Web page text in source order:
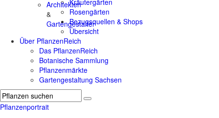
Architekten
&
Gartengestalter
Kräutergärten
Rosengärten
Bezugsquellen & Shops
Übersicht
Über PflanzenReich
Das PflanzenReich
Botanische Sammlung
Pflanzenmärkte
Gartengestaltung Sachsen
Pflanzenportrait